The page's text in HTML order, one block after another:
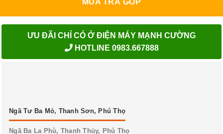
MUA TRẢ GÓP
ƯU ĐÃI CHỈ CÓ Ở ĐIỆN MÁY MẠNH CƯỜNG
HOTLINE 0983.667888
Ngã Tư Ba Mỏ, Thanh Sơn, Phú Thọ
Ngã Ba La Phù, Thanh Thủy, Phú Thọ